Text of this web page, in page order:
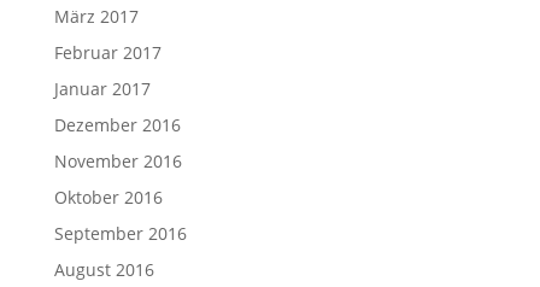
März 2017
Februar 2017
Januar 2017
Dezember 2016
November 2016
Oktober 2016
September 2016
August 2016